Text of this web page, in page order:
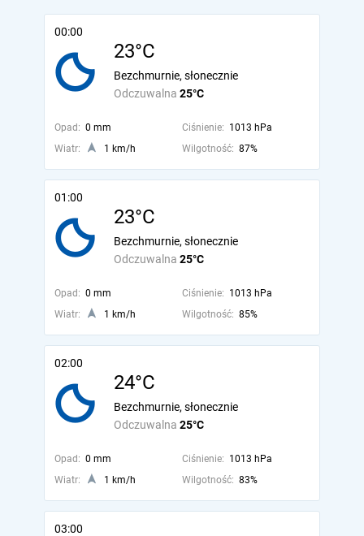
00:00
23°C
Odczuwalna 25°C
Bezchmurnie, słonecznie
Opad: 0 mm Ciśnienie: 1013 hPa
Wiatr:
1 km/h Wilgotność: 87%
01:00
23°C
Odczuwalna 25°C
Bezchmurnie, słonecznie
Opad: 0 mm Ciśnienie: 1013 hPa
Wiatr:
1 km/h Wilgotność: 85%
02:00
24°C
Odczuwalna 25°C
Bezchmurnie, słonecznie
Opad: 0 mm Ciśnienie: 1013 hPa
Wiatr:
1 km/h Wilgotność: 83%
03:00